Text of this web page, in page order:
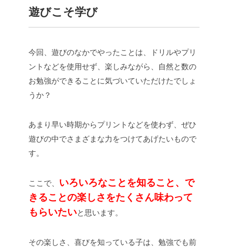
遊びこそ学び
今回、遊びのなかでやったことは、ドリルやプリ
ントなどを使用せず、楽しみながら、自然と数の
お勉強ができることに気づいていただけたでしょ
うか？
あまり早い時期からプリントなどを使わず、ぜひ
遊びの中でさまざまな力をつけてあげたいもので
す。
ここで、 いろいろなことを知ること、で
きることの楽しさをたくさん味わって
もらいたいと思います。
その楽しさ、喜びを知っている子は、勉強でも前